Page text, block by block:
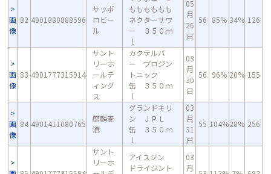
画
像
82 4901880888596
サッポ
ロビー
ル
もももももも
ネクターサワ
ー ３５０ｍ
ｌ
05
月
26
日
56 85% 34% 126
画
像
83 4901777315914
サント
リーホ
ールデ
ィング
ス
カクテルバ
ー プロジン
トニック
缶 ３５０ｍ
ｌ
03
月
30
日
56 96% 20% 155
画
像
84 4901411080765
麒麟麦
酒
グランドキリ
ン ＪＰＬ
缶 ３５０ｍ
ｌ
03
月
31
日
55 104%28% 256
サント
リーホ
アイスジン
ドライジント
03
月